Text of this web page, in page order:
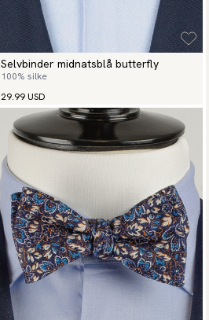
Selvbinder midnatsblå butterfly
100% silke
29.99 USD